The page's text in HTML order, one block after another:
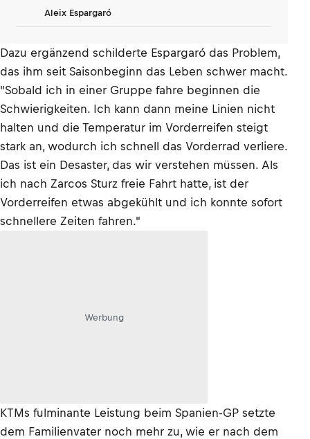
Aleix Espargaró
Dazu ergänzend schilderte Espargaró das Problem,
das ihm seit Saisonbeginn das Leben schwer macht.
"Sobald ich in einer Gruppe fahre beginnen die
Schwierigkeiten. Ich kann dann meine Linien nicht
halten und die Temperatur im Vorderreifen steigt
stark an, wodurch ich schnell das Vorderrad verliere.
Das ist ein Desaster, das wir verstehen müssen. Als
ich nach Zarcos Sturz freie Fahrt hatte, ist der
Vorderreifen etwas abgekühlt und ich konnte sofort
schnellere Zeiten fahren."
Werbung
KTMs fulminante Leistung beim Spanien-GP setzte
dem Familienvater noch mehr zu, wie er nach dem